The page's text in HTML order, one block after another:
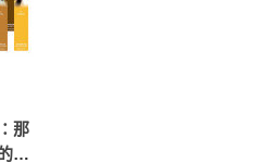
那
日